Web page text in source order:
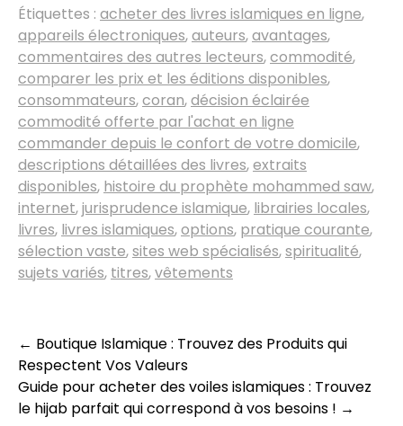
Étiquettes : acheter des livres islamiques en ligne,
appareils électroniques,auteurs,avantages,
commentaires des autres lecteurs,commodité,
comparer les prix et les éditions disponibles,
consommateurs,coran,décision éclairée
commodité offerte par l'achat en ligne
commander depuis le confort de votre domicile,
descriptions détaillées des livres,extraits
disponibles, histoire du prophète mohammed saw,
internet,jurisprudence islamique, librairies locales,
livres, livres islamiques,options, pratique courante,
sélection vaste,sites web spécialisés,spiritualité,
sujets variés, titres,vêtements
Navigation
des
articles
← Boutique Islamique : Trouvez des Produits qui
Respectent Vos Valeurs
Guide pour acheter des voiles islamiques : Trouvez
le hijab parfait qui correspond à vos besoins ! →